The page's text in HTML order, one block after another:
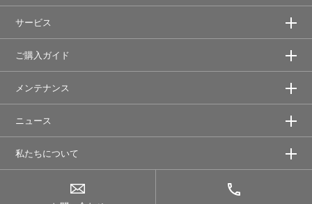
サービス
ご購入ガイド
メンテナンス
ニュース
私たちについて